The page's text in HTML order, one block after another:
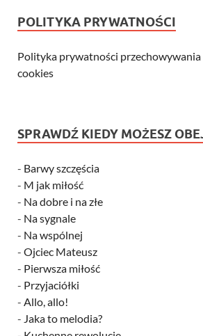
POLITYKA PRYWATNOŚCI
Polityka prywatności
cookies
SPRAWDŹ KIEDY MOŻESZ
- Barwy szczęścia
- M jak miłość
- Na dobre i na złe
- Na sygnale
- Na wspólnej
- Ojciec Mateusz
- Pierwsza miłość
- Przyjaciółki
- Allo, allo!
- Jaka to melodia?